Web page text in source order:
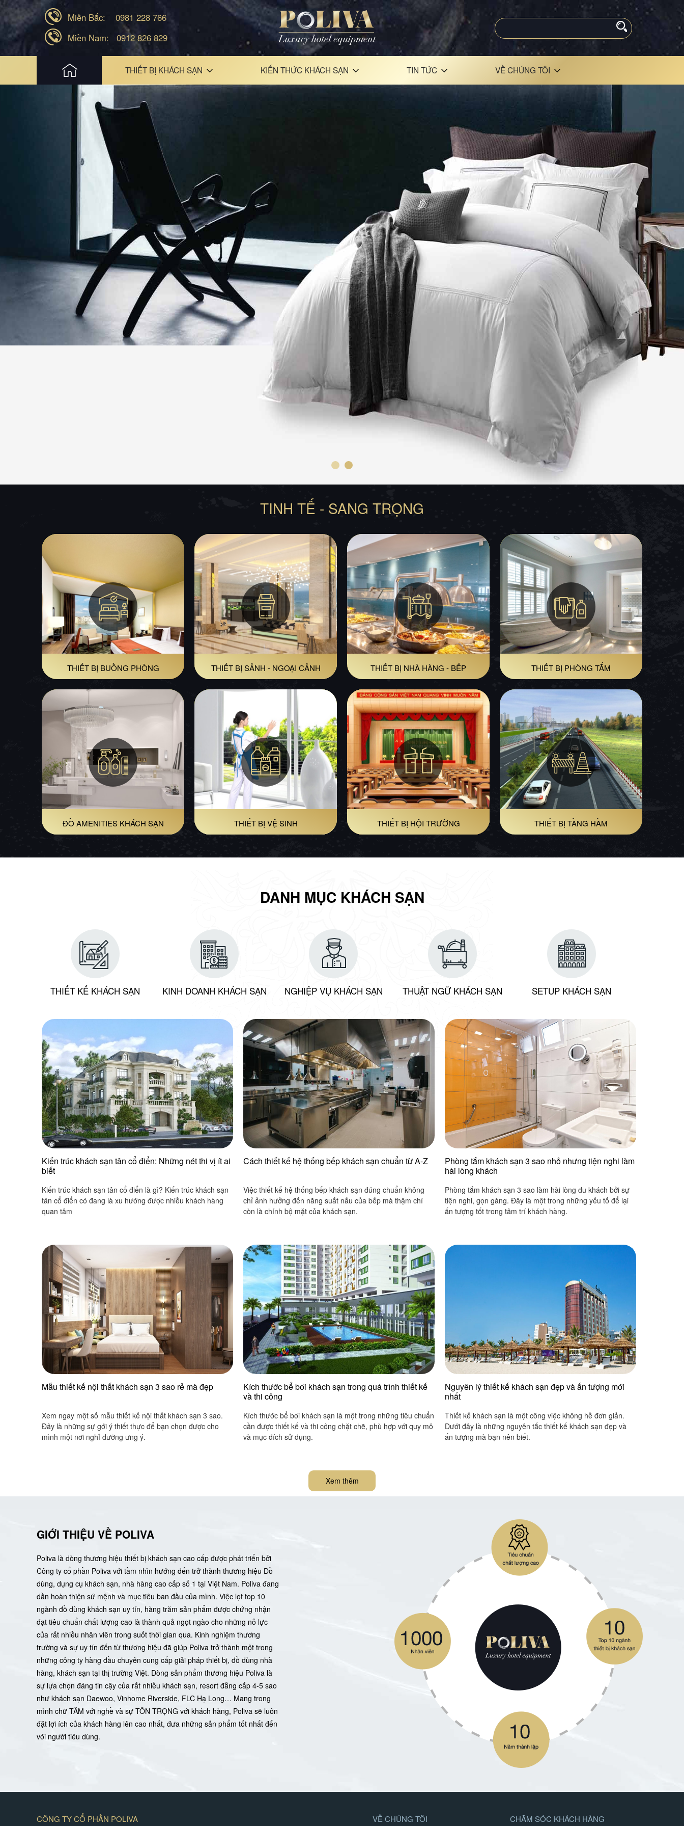
Miền Bắc:
0981 228 766
Miền Nam:
0912 826 829
THIẾT BỊ KHÁCH SẠN KIẾN THỨC KHÁCH SẠN TIN TỨC VỀ CHÚNG TÔI
TINH TẾ - SANG TRỌNG
THIẾT BỊ BUỒNG PHÒNG THIẾT BỊ SẢNH - NGOẠI CẢNH THIẾT BỊ NHÀ HÀNG - BẾP THIẾT BỊ PHÒNG TẮM
ĐỒ AMENITIES KHÁCH SẠN THIẾT BỊ VỆ SINH THIẾT BỊ HỘI TRƯỜNG THIẾT BỊ TẦNG HẦM
DANH MỤC KHÁCH SẠN
THIẾT KẾ KHÁCH SẠN KINH DOANH KHÁCH SẠN NGHIỆP VỤ KHÁCH SẠN THUẬT NGỮ KHÁCH SẠN SETUP KHÁCH SẠN
Kiến trúc khách sạn tân cổ điển: Những nét thi vị ít ai
biết
Kiến trúc khách sạn tân cổ điển là gì? Kiến trúc khách sạn
tân cổ điển có đang là xu hướng được nhiều khách hàng
quan tâm
Cách thiết kế hệ thống bếp khách sạn chuẩn từ A-Z
Việc thiết kế hệ thống bếp khách sạn đúng chuẩn không
chỉ ảnh hưởng đến năng suất nấu của bếp mà thậm chí
còn là chính bộ mặt của khách sạn.
Phòng tắm khách sạn 3 sao nhỏ nhưng tiện nghi làm
hài lòng khách
Phòng tắm khách sạn 3 sao làm hài lòng du khách bởi sự
tiện nghi, gọn gàng. Đây là một trong những yếu tố để lại
ấn tượng tốt trong tâm trí khách hàng.
Mẫu thiết kế nội thất khách sạn 3 sao rẻ mà đẹp
Xem ngay một số mẫu thiết kế nội thất khách sạn 3 sao.
Đây là những sự gới ý thiết thực để bạn chọn được cho
mình một nơi nghỉ dưỡng ưng ý.
Kích thước bể bơi khách sạn trong quá trình thiết kế
và thi công
Kích thước bể bơi khách sạn là một trong những tiêu chuẩn
cần được thiết kế và thi công chặt chẽ, phù hợp với quy mô
và mục đích sử dụng.
Nguyên lý thiết kế khách sạn đẹp và ấn tượng mới
nhất
Thiết kế khách sạn là một công việc không hề đơn giản.
Dưới đây là những nguyên tắc thiết kế khách sạn đẹp và
ấn tượng mà bạn nên biết.
Xem thêm
GIỚI THIỆU VỀ POLIVA
Poliva là dòng thương hiệu thiết bị khách sạn cao cấp được phát triển bởi
Công ty cổ phần Poliva với tầm nhìn hướng đến trở thành thương hiệu Đồ
dùng, dụng cụ khách sạn, nhà hàng cao cấp số 1 tại Việt Nam. Poliva đang
dần hoàn thiện sứ mệnh và mục tiêu ban đầu của mình. Việc lọt top 10
ngành đồ dùng khách sạn uy tín, hàng trăm sản phẩm được chứng nhận
đạt tiêu chuẩn chất lượng cao là thành quả ngọt ngào cho những nỗ lực
của rất nhiều nhân viên trong suốt thời gian qua. Kinh nghiệm thương
trường và sự uy tín đến từ thương hiệu đã giúp Poliva trở thành một trong
những công ty hàng đầu chuyên cung cấp giải pháp thiết bị, đồ dùng nhà
hàng, khách sạn tại thị trường Việt. Dòng sản phẩm thương hiệu Poliva là
sự lựa chọn đáng tin cậy của rất nhiều khách sạn, resort đẳng cấp 4-5 sao
như khách sạn Daewoo, Vinhome Riverside, FLC Hạ Long… Mang trong
mình chữ TÂM với nghề và sự TÔN TRỌNG với khách hàng, Poliva sẽ luôn
đặt lợi ích của khách hàng lên cao nhất, đưa những sản phẩm tốt nhất đến
với người tiêu dùng.
CÔNG TY CỔ PHẦN POLIVA VỀ CHÚNG TÔI CHĂM SÓC KHÁCH HÀNG